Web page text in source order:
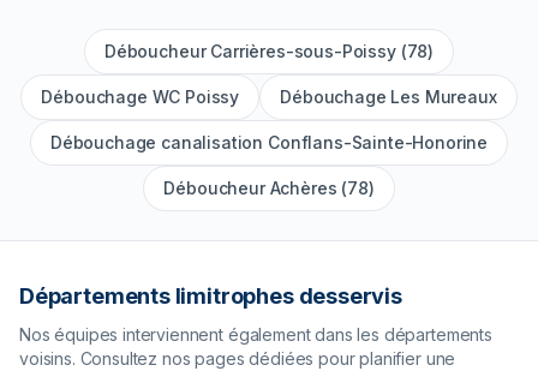
Déboucheur Carrières-sous-Poissy (78)
Débouchage WC Poissy Débouchage Les Mureaux
Débouchage canalisation Conflans-Sainte-Honorine
Déboucheur Achères (78)
Départements limitrophes desservis
Nos équipes interviennent également dans les départements
voisins. Consultez nos pages dédiées pour planifier une